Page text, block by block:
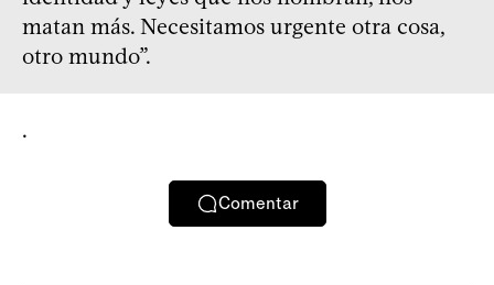
matan más. Necesitamos urgente otra cosa,
otro mundo”.
.
Comentar